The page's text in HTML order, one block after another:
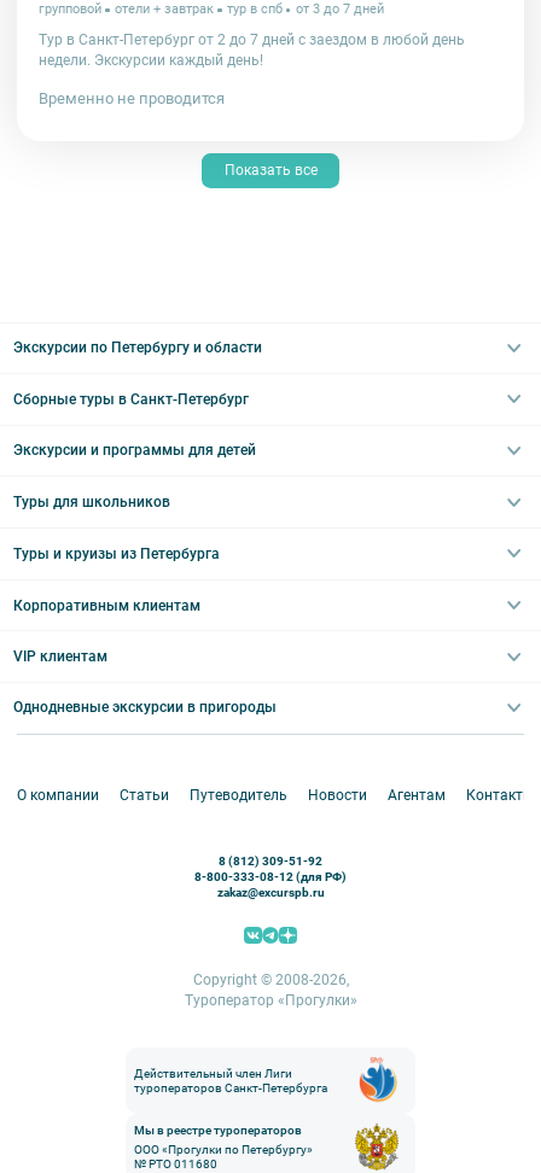
групповой отели + завтрак тур в спб от 3 до 7 дней
Тур в Санкт-Петербург от 2 до 7 дней с заездом в любой день
недели. Экскурсии каждый день!
Временно не проводится
Показать все
Экскурсии по Петербургу и области
Интерьерные
Ночные групповые экскурсии
Сборные туры в Санкт-Петербург
Туры в Санкт-Петербург на 2 дня
Туры на 5 дней
Экскурсии и программы для детей
Загородные экскурсии
Квесты/Интерактивы
Туры для школьников
Туры в Санкт-Петербург для школьников
Туры и круизы из Петербурга
Круизы
Корпоративным клиентам
Корпоративные мероприятия
Аренда водного транспорта
VIP клиентам
Однодневные экскурсии в пригороды
Кронштадт
Ораниенбаум
Пушкин (Царское село)
О компании Статьи Путеводитель Новости Агентам Контакты
8 (812) 309-51-92
8-800-333-08-12 (для РФ)
zakaz@excurspb.ru
Copyright © 2008-2026,
Туроператор «Прогулки»
Действительный член Лиги
туроператоров Санкт-Петербурга
Мы в реестре туроператоров
ООО «Прогулки по Петербургу»
№ РТО 011680